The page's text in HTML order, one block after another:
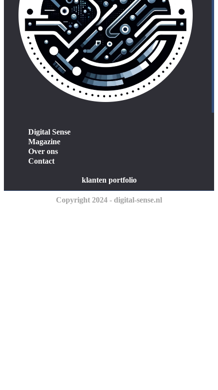
Digital Sense
Magazine
Over ons
Contact
klanten portfolio
Copyright 2024 - digital-sense.nl